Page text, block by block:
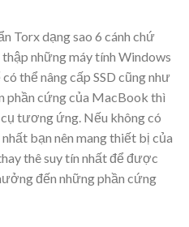
Torx dạng sao 6 cánh chứ
những máy tính Windows
thể nâng cấp SSD cũng như
phần cứng của MacBook thì
tương ứng. Nếu không có
bạn nên mang thiết bị của
thê suy tín nhất để được
đến những phần cứng